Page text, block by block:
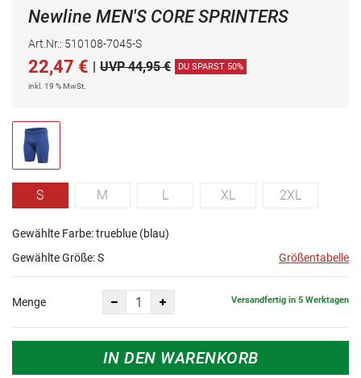
Newline MEN'S CORE SPRINTERS
Art.Nr.: 510108-7045-S
22,47 € | UVP 44,95 € DU SPARST 50%
inkl. 19 % MwSt.
S M L XL 2XL
Gewählte Farbe: trueblue (blau)
Gewählte Größe:S Größentabelle
Menge Versandfertig in 5 Werktagen
IN DEN WARENKORB